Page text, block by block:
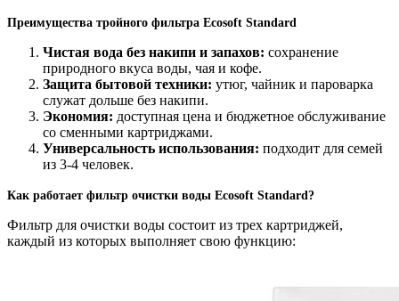
Преимущества тройного фильтра Ecosoft Standard
Чистая вода без накипи и запахов: сохранение
природного вкуса воды, чая и кофе.
Защита бытовой техники: утюг, чайник и пароварка
служат дольше без накипи.
Экономия: доступная цена и бюджетное обслуживание
со сменными картриджами.
Универсальность использования: подходит для семей
из 3-4 человек.
Как работает фильтр очистки воды Ecosoft Standard?
Фильтр для очистки воды состоит из трех картриджей,
каждый из которых выполняет свою функцию: